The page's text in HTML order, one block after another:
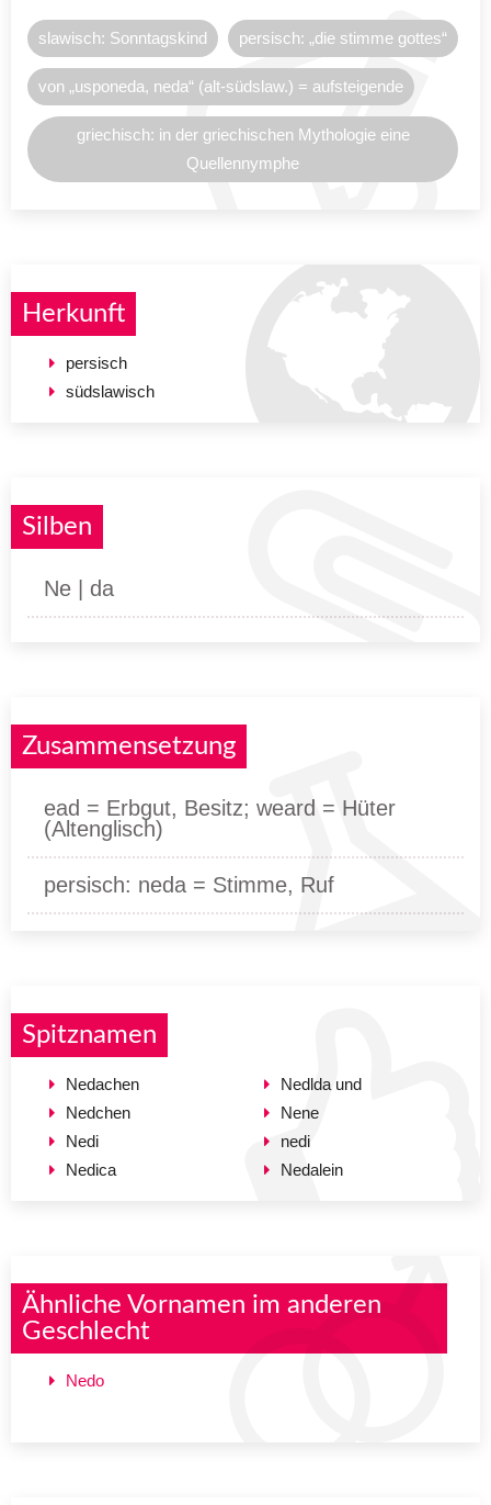
slawisch: Sonntagskind persisch: „die stimme gottes“
von „usponeda, neda“ (alt-südslaw.) = aufsteigende
griechisch: in der griechischen Mythologie eine
Quellennymphe
Herkunft
persisch
südslawisch
Silben
Ne | da
Zusammensetzung
ead = Erbgut, Besitz; weard = Hüter
(Altenglisch)
persisch: neda = Stimme, Ruf
Spitznamen
Nedachen
Nedchen
Nedi
Nedica
Nedlda und
Nene
nedi
Nedalein
Ähnliche Vornamen im anderen
Geschlecht
Nedo